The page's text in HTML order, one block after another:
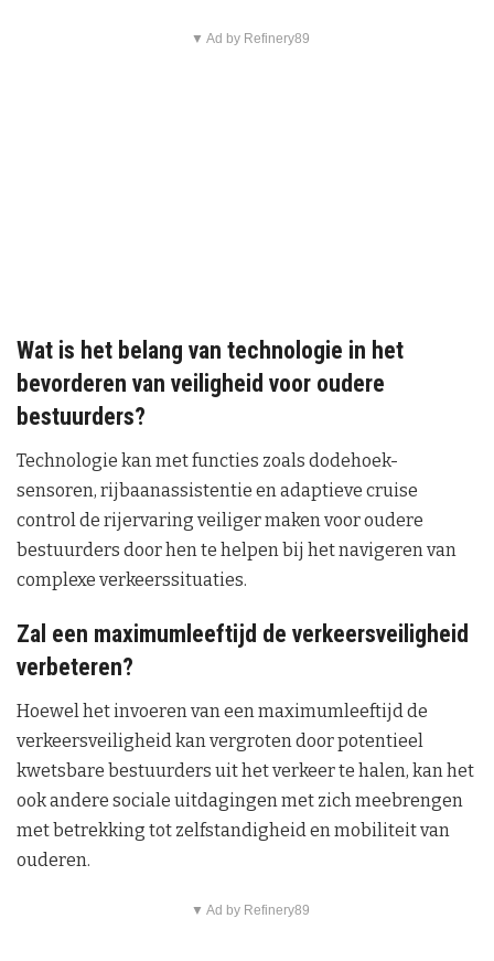
▼ Ad by Refinery89
Wat is het belang van technologie in het
bevorderen van veiligheid voor oudere
bestuurders?
Technologie kan met functies zoals dodehoek-
sensoren, rijbaanassistentie en adaptieve cruise
control de rijervaring veiliger maken voor oudere
bestuurders door hen te helpen bij het navigeren van
complexe verkeerssituaties.
Zal een maximumleeftijd de verkeersveiligheid
verbeteren?
Hoewel het invoeren van een maximumleeftijd de
verkeersveiligheid kan vergroten door potentieel
kwetsbare bestuurders uit het verkeer te halen, kan het
ook andere sociale uitdagingen met zich meebrengen
met betrekking tot zelfstandigheid en mobiliteit van
ouderen.
▼ Ad by Refinery89